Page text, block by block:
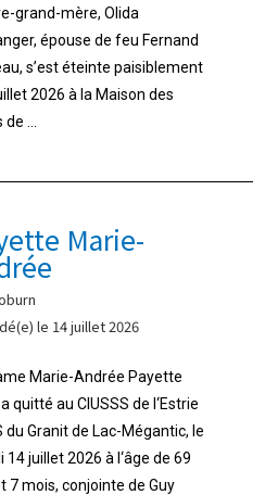
grand-mère, Olida
épouse de feu Fernand
s’est éteinte paisiblement
2026 à la Maison des
...
Marie-
le 14 juillet 2026
Marie-Andrée Payette
quitté au CIUSSS de l‘Estrie
du Granit de Lac-Mégantic, le
14 juillet 2026 à l‘âge de 69
7 mois, conjointe de Guy